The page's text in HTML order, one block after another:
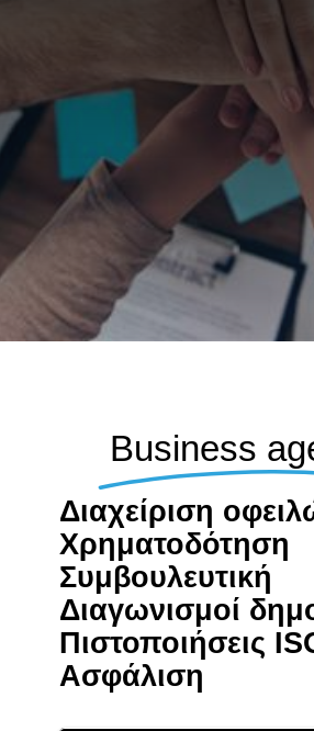
Business
Διαχείριση
Χρηματοδότηση
Συμβουλευτική
Διαγωνισμοί
Πιστοποιήσεις
Aσφάλιση